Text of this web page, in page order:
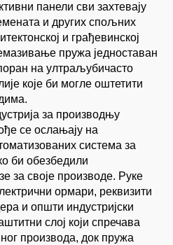
панели сви захтевају
и других спољних
и грађевинској
пружа једноставан
на ултраљубичасто
које би могле оштетити
за производњу
се ослањају на
система за
би обезбедили
за своје производе. Руке
ормари, реквизити
и општи индустријски
слој који спречава
производа, док пружа